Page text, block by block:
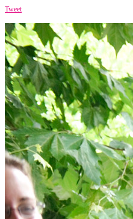
Tweet